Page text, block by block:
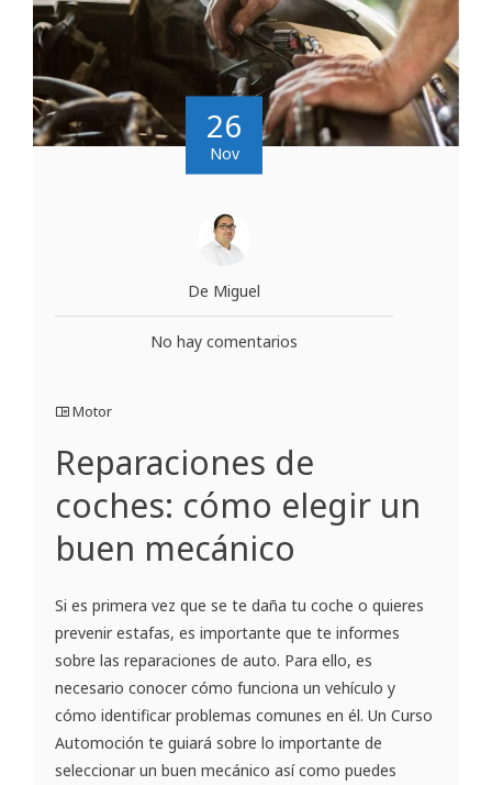
26
Nov
De Miguel
No hay comentarios
Motor
Reparaciones de
coches: cómo elegir un
buen mecánico
Si es primera vez que se te daña tu coche o quieres
prevenir estafas, es importante que te informes
sobre las reparaciones de auto. Para ello, es
necesario conocer cómo funciona un vehículo y
cómo identificar problemas comunes en él. Un Curso
Automoción te guiará sobre lo importante de
seleccionar un buen mecánico así como puedes